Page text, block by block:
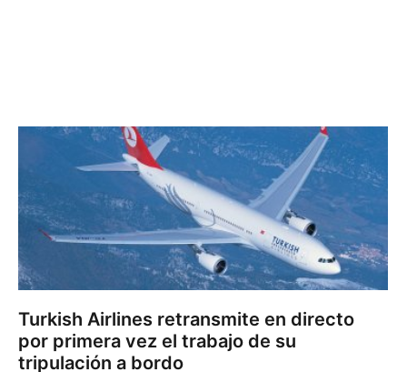
Turkish Airlines retransmite en directo
por primera vez el trabajo de su
tripulación a bordo